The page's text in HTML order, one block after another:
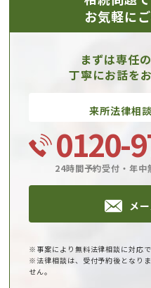
お気軽に
まずは専任
丁寧にお話を
来所法律相談
0120-
24時間予約受付・年中
メ
※事案により無料法律相談に対応で
※法律相談は、受付予約後となり
せん。